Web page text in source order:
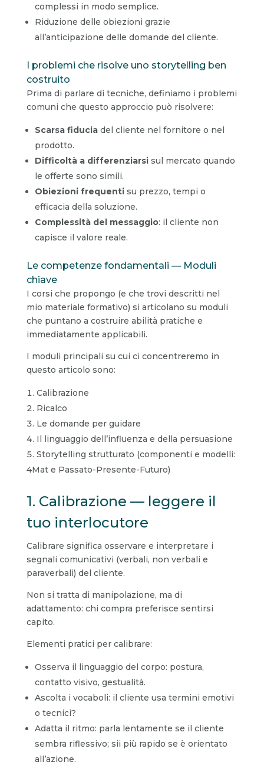
complessi in modo semplice.
Riduzione delle obiezioni grazie
all’anticipazione delle domande del cliente.
I problemi che risolve uno storytelling ben
costruito
Prima di parlare di tecniche, definiamo i problemi
comuni che questo approccio può risolvere:
Scarsa fiduciadel cliente nel fornitore o nel
prodotto.
Difficoltà a differenziarsisul mercato quando
le offerte sono simili.
Obiezioni frequentisu prezzo, tempi o
efficacia della soluzione.
Complessità del messaggio: il cliente non
capisce il valore reale.
Le competenze fondamentali — Moduli
chiave
I corsi che propongo (e che trovi descritti nel
mio materiale formativo) si articolano su moduli
che puntano a costruire abilità pratiche e
immediatamente applicabili.
I moduli principali su cui ci concentreremo in
questo articolo sono:
Calibrazione
Ricalco
Le domande per guidare
Il linguaggio dell’influenza e della persuasione
Storytelling strutturato (componenti e modelli:
4Mat e Passato-Presente-Futuro)
1. Calibrazione — leggere il
tuo interlocutore
Calibrare significa osservare e interpretare i
segnali comunicativi (verbali, non verbali e
paraverbali) del cliente.
Non si tratta di manipolazione, ma di
adattamento: chi compra preferisce sentirsi
capito.
Elementi pratici per calibrare:
Osserva il linguaggio del corpo: postura,
contatto visivo, gestualità.
Ascolta i vocaboli: il cliente usa termini emotivi
o tecnici?
Adatta il ritmo: parla lentamente se il cliente
sembra riflessivo; sii più rapido se è orientato
all’azione.